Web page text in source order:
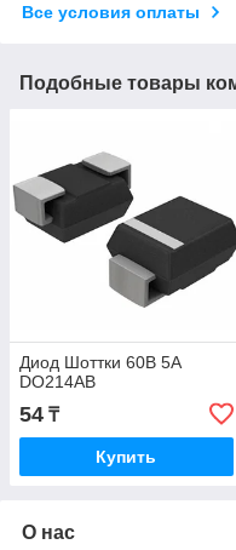
Все условия оплаты
Подобные товары
Диод Шоттки 60В 5А
DO214AB
54 ₸
Купить
О нас